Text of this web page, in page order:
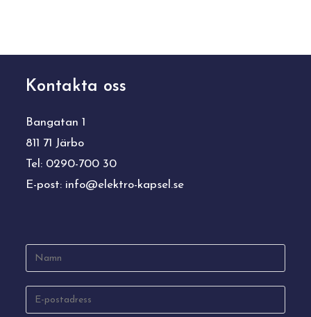
Kontakta oss
Bangatan 1
811 71 Järbo
Tel: 0290-700 30
E-post: info@elektro-kapsel.se